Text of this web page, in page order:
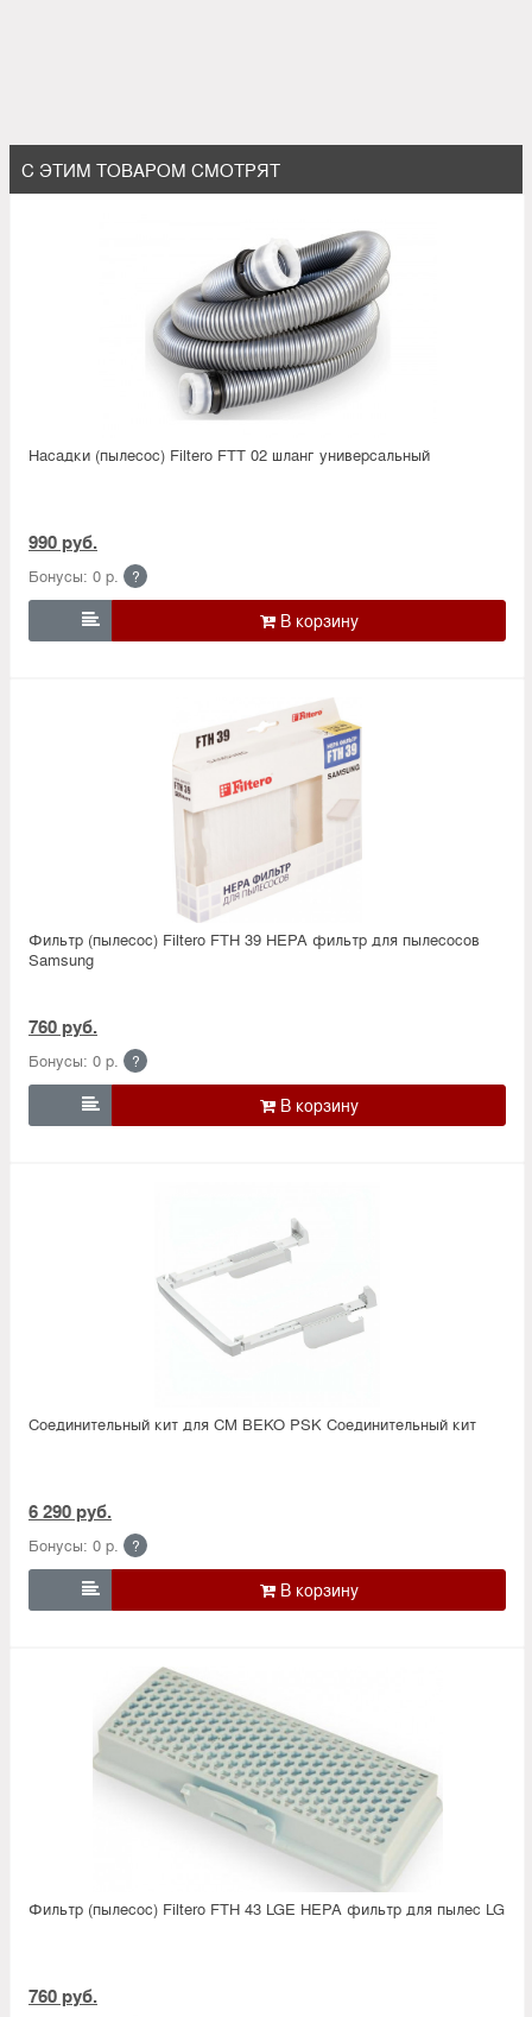
С ЭТИМ ТОВАРОМ СМОТРЯТ
Насадки (пылесос) Filtero FTT 02 шланг универсальный
990 руб.
Бонусы: 0 р. ?

Фильтр (пылесос) Filtero FTH 39 HEPA фильтр для пылесосов
Samsung
760 руб.
Бонусы: 0 р. ?

Соединительный кит для СМ BEKO PSK Соединительный кит
6 290 руб.
Бонусы: 0 р. ?

Фильтр (пылесос) Filtero FTH 43 LGE HEPA фильтр для пылес LG
760 руб.